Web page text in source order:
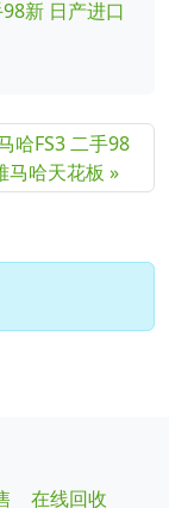
新 日产进口
哈FS3 二手98
马哈天花板
在线回收